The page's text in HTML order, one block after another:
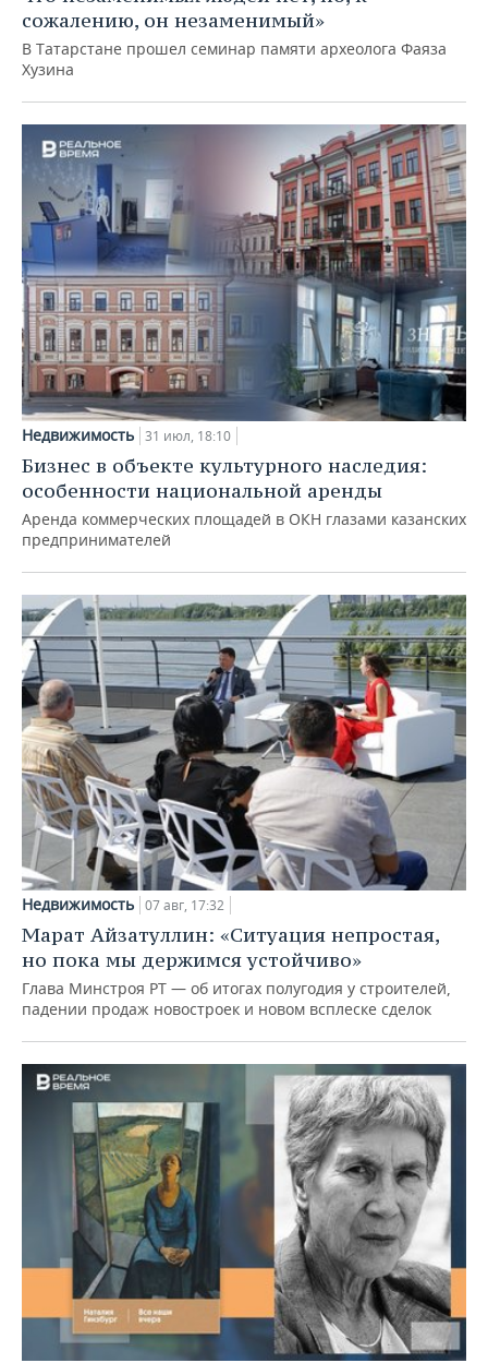
сожалению, он незаменимый»
В Татарстане прошел семинар памяти археолога Фаяза
Хузина
Недвижимость 31 июл, 18:10
Бизнес в объекте культурного наследия:
особенности национальной аренды
Аренда коммерческих площадей в ОКН глазами казанских
предпринимателей
Недвижимость 07 авг, 17:32
Марат Айзатуллин: «Ситуация непростая,
но пока мы держимся устойчиво»
Глава Минстроя РТ — об итогах полугодия у строителей,
падении продаж новостроек и новом всплеске сделок